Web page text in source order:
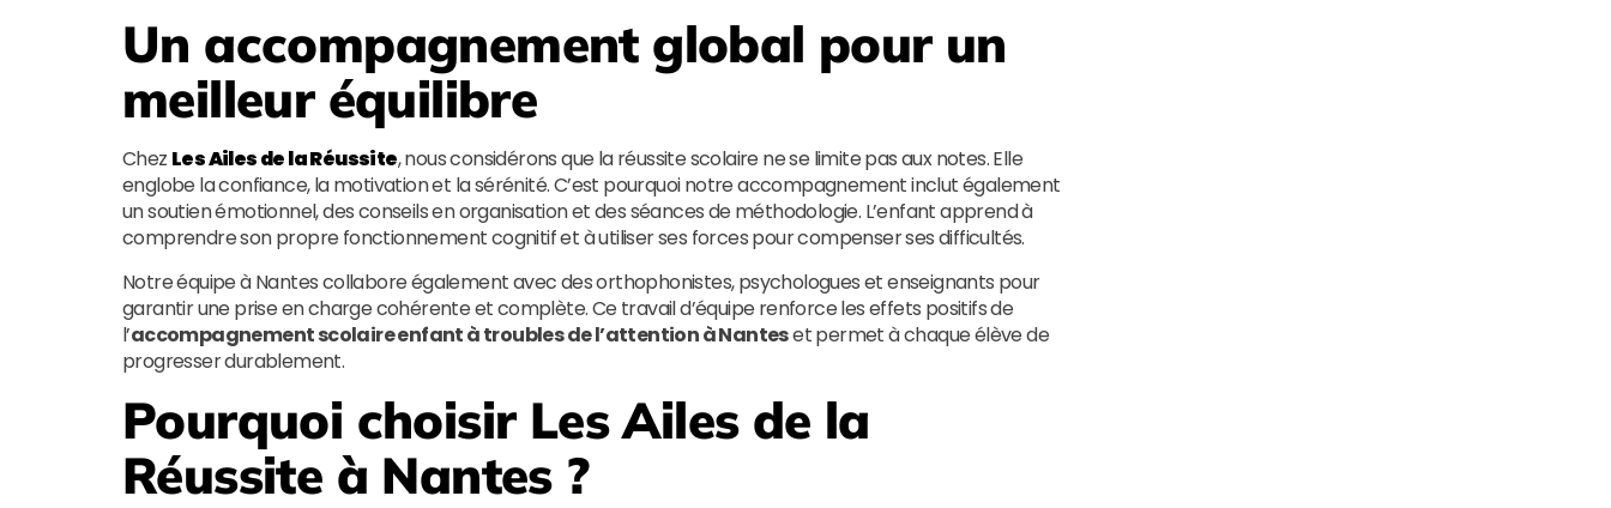
Un accompagnement global pour un
meilleur équilibre
Chez Les Ailes de la Réussite, nous considérons que la réussite scolaire ne se limite pas aux notes. Elle
englobe la confiance, la motivation et la sérénité. C’est pourquoi notre accompagnement inclut également
un soutien émotionnel, des conseils en organisation et des séances de méthodologie. L’enfant apprend à
comprendre son propre fonctionnement cognitif et à utiliser ses forces pour compenser ses difficultés.
Notre équipe à Nantes collabore également avec des orthophonistes, psychologues et enseignants pour
garantir une prise en charge cohérente et complète. Ce travail d’équipe renforce les effets positifs de
l’accompagnement scolaire enfant à troubles de l’attention à Nanteset permet à chaque élève de
progresser durablement.
Pourquoi choisir Les Ailes de la
Réussite à Nantes ?